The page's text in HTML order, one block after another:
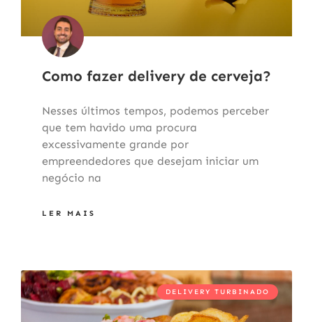
Como fazer delivery de cerveja?
Nesses últimos tempos, podemos perceber
que tem havido uma procura
excessivamente grande por
empreendedores que desejam iniciar um
negócio na
LER MAIS
DELIVERY TURBINADO